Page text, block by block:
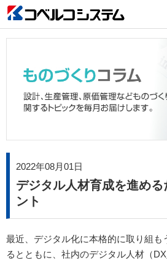
2022年08月01日
デジタル人材育成を進め
ント
最近、デジタル化に本格的に取り組も
るとともに、社内のデジタル人材（